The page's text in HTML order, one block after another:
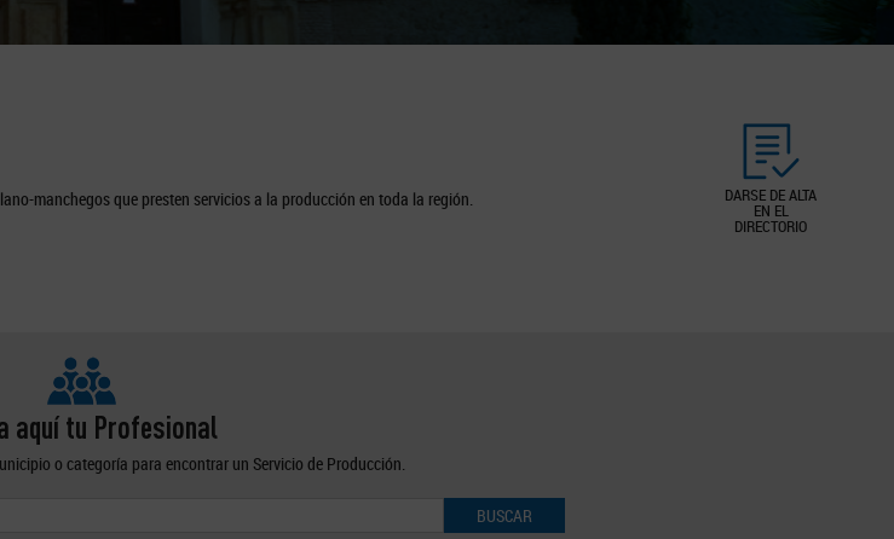
DARSE DE ALTA
EN EL
DIRECTORIO
manchegos que presten servicios a la producción en toda la región.
aquí tu Profesional
o categoría para encontrar un Servicio de Producción.
BUSCAR